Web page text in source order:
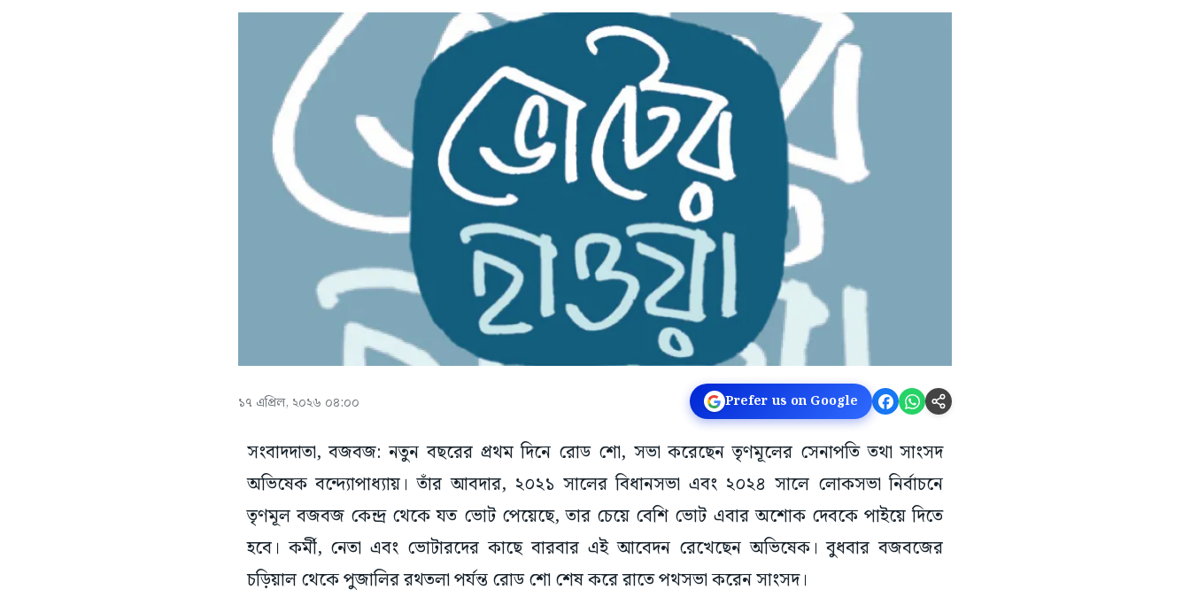
১৭ এপ্রিল, ২০২৬ ০৪:০০ Prefer us on Google
সংবাদদাতা, বজবজ: নতুন বছরের প্রথম দিনে রোড শো, সভা করেছেন তৃণমূলের সেনাপতি তথা সাংসদ
অভিষেক বন্দ্যোপাধ্যায়। তাঁর আবদার, ২০২১ সালের বিধানসভা এবং ২০২৪ সালে লোকসভা নির্বাচনে
তৃণমূল বজবজ কেন্দ্র থেকে যত ভোট পেয়েছে, তার চেয়ে বেশি ভোট এবার অশোক দেবকে পাইয়ে দিতে
হবে। কর্মী, নেতা এবং ভোটারদের কাছে বারবার এই আবেদন রেখেছেন অভিষেক। বুধবার বজবজের
চড়িয়াল থেকে পুজালির রথতলা পর্যন্ত রোড শো শেষ করে রাতে পথসভা করেন সাংসদ।